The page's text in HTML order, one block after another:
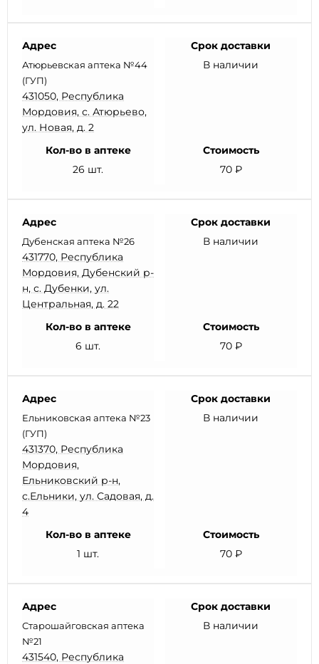
Адрес
Атюрьевская аптека №44
(ГУП)
431050, Республика
Мордовия, с. Атюрьево,
ул. Новая, д. 2
Срок доставки
В наличии
Кол-во в аптеке
26 шт.
Стоимость
70 ₽
Адрес
Дубенская аптека №26
431770, Республика
Мордовия, Дубенский р-
н, с. Дубенки, ул.
Центральная, д. 22
Срок доставки
В наличии
Кол-во в аптеке
6 шт.
Стоимость
70 ₽
Адрес
Ельниковская аптека №23
(ГУП)
431370, Республика
Мордовия,
Ельниковский р-н,
с.Ельники, ул. Садовая, д.
4
Срок доставки
В наличии
Кол-во в аптеке
1 шт.
Стоимость
70 ₽
Адрес
Старошайговская аптека
№21
431540, Республика
Срок доставки
В наличии